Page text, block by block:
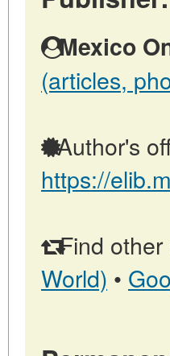
Mexico
(articles,
Author's
https://
Find other
World) •